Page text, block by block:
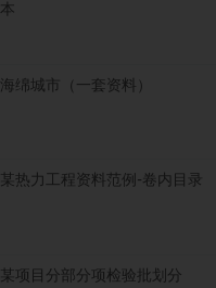
本
海绵城市（一套资料）
某热力工程资料范例-卷内目录
某项目分部分项检验批划分